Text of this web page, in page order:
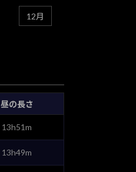
12月
昼の長さ
13h51m
13h49m